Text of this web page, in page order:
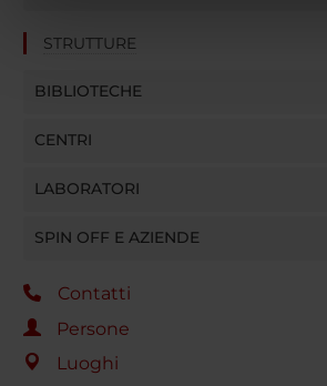
pubblicità e social media, i quali
STRUTTURE
BIBLIOTECHE
CENTRI
LABORATORI
SPIN OFF E AZIENDE
Contatti
Persone
Luoghi